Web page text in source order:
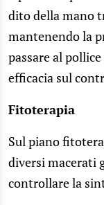
dito della mano
mantenendo la
passare al
efficacia sul
Fitoterapia
Sul piano
diversi macerati
controllare la